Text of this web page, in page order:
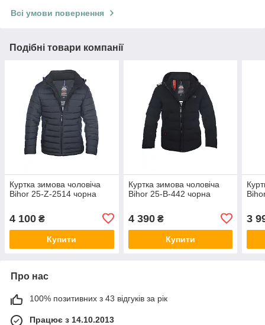
Всі умови повернення
Подібні товари компанії
Куртка зимова чоловіча
Bihor 25-Z-2514 чорна
4 100 ₴
Купити
Куртка зимова чоловіча
Bihor 25-B-442 чорна
4 390₴
Купити
3
Про нас
100% позитивних з 43 відгуків за рік
Працює з 14.10.2013